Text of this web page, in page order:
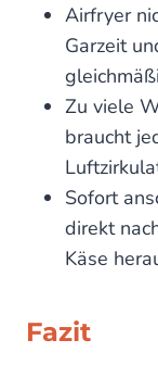
Airfryer
Garzeit
Zu viele
braucht
Sofort
direkt
Käse
Fazit